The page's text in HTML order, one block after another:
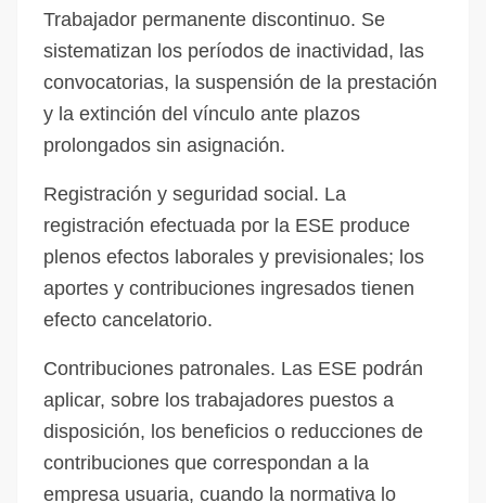
Trabajador permanente discontinuo. Se
sistematizan los períodos de inactividad, las
convocatorias, la suspensión de la prestación
y la extinción del vínculo ante plazos
prolongados sin asignación.
Registración y seguridad social. La
registración efectuada por la ESE produce
plenos efectos laborales y previsionales; los
aportes y contribuciones ingresados tienen
efecto cancelatorio.
Contribuciones patronales. Las ESE podrán
aplicar, sobre los trabajadores puestos a
disposición, los beneficios o reducciones de
contribuciones que correspondan a la
empresa usuaria, cuando la normativa lo